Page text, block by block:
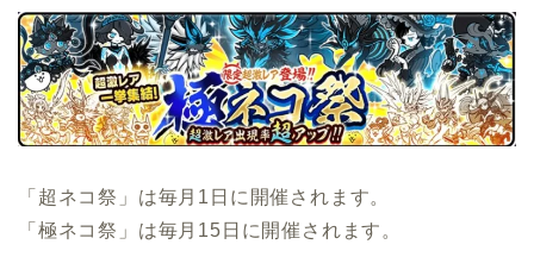
「超ネコ祭」は毎月1日に開催されます。
「極ネコ祭」は毎月15日に開催されます。